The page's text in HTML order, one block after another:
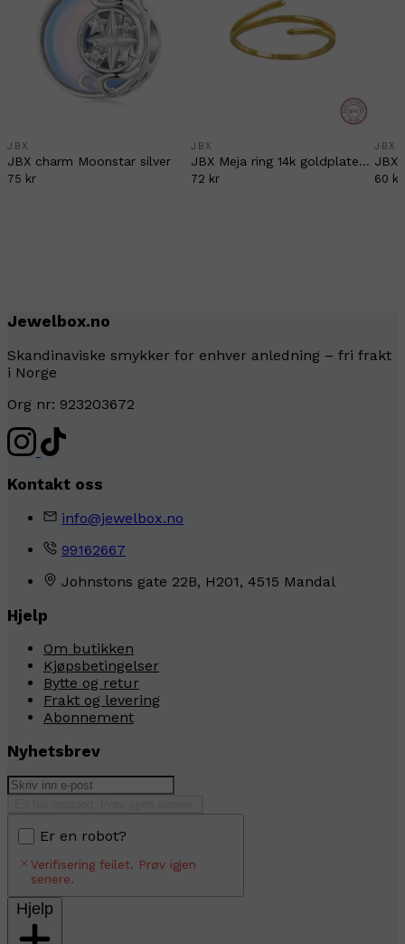
JBX
JBX charm Moonstar silver
75 kr
JBX
JBX Meja ring 14k goldplated silver
72 kr
JBX
60 kr
Jewelbox.no
Skandinaviske smykker for enhver anledning – fri frakt
i Norge
Org nr: 923203672
Kontakt oss
info@jewelbox.no
99162667
Johnstons gate 22B, H201, 4515 Mandal
Hjelp
Om butikken
Kjøpsbetingelser
Bytte og retur
Frakt og levering
Abonnement
Nyhetsbrev
Er en robot?
Verifisering feilet. Prøv igjen
senere.
Hjelp